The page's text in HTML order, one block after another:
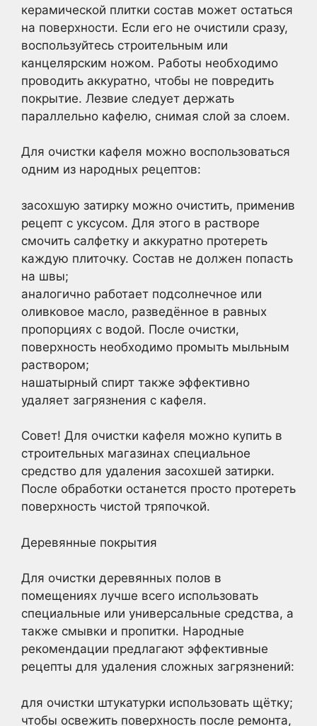
керамической плитки состав может остаться
на поверхности. Если его не очистили сразу,
воспользуйтесь строительным или
канцелярским ножом. Работы необходимо
проводить аккуратно, чтобы не повредить
покрытие. Лезвие следует держать
параллельно кафелю, снимая слой за слоем.
Для очистки кафеля можно воспользоваться
одним из народных рецептов:
засохшую затирку можно очистить, применив
рецепт с уксусом. Для этого в растворе
смочить салфетку и аккуратно протереть
каждую плиточку. Состав не должен попасть
на швы;
аналогично работает подсолнечное или
оливковое масло, разведённое в равных
пропорциях с водой. После очистки,
поверхность необходимо промыть мыльным
раствором;
нашатырный спирт также эффективно
удаляет загрязнения с кафеля.
Совет! Для очистки кафеля можно купить в
строительных магазинах специальное
средство для удаления засохшей затирки.
После обработки останется просто протереть
поверхность чистой тряпочкой.
Деревянные покрытия
Для очистки деревянных полов в
помещениях лучше всего использовать
специальные или универсальные средства, а
также смывки и пропитки. Народные
рекомендации предлагают эффективные
рецепты для удаления сложных загрязнений:
для очистки штукатурки использовать щётку;
чтобы освежить поверхность после ремонта,